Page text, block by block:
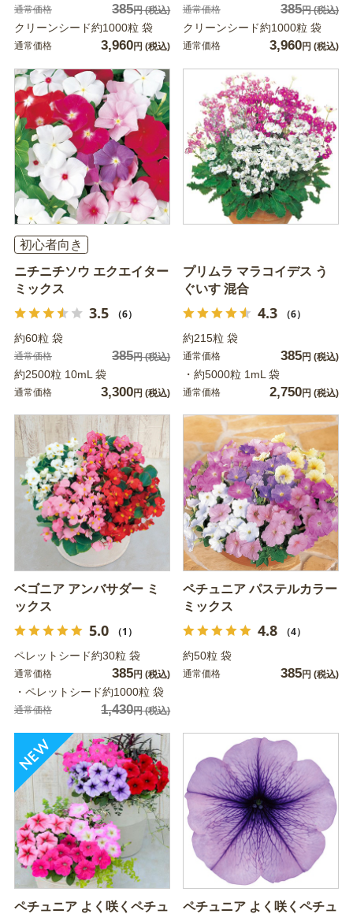
通常価格 385円(税込)
クリーンシード約1000粒 袋
通常価格 3,960円 (税込)
通常価格 385円(税込)
クリーンシード約1000粒 袋
通常価格 3,960円 (税込)
初心者向き
ニチニチソウ エクエイター
ミックス
3.5 （6）
約60粒 袋
通常価格 385円(税込)
約2500粒 10mL 袋
通常価格 3,300円 (税込)
プリムラ マラコイデス う
ぐいす 混合
4.3 （6）
約215粒 袋
通常価格 385円 (税込)
・約5000粒 1mL 袋
通常価格 2,750円 (税込)
ベゴニア アンバサダー ミ
ックス
5.0 （1）
ペレットシード約30粒 袋
通常価格 385円 (税込)
・ペレットシード約1000粒 袋
通常価格 1,430円(税込)
ペチュニア パステルカラー
ミックス
4.8 （4）
約50粒 袋
通常価格 385円 (税込)
ペチュニア よく咲くペチュ
ペチュニア よく咲くペチュ